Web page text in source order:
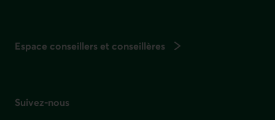
Espace conseillers et conseillères
Suivez-nous